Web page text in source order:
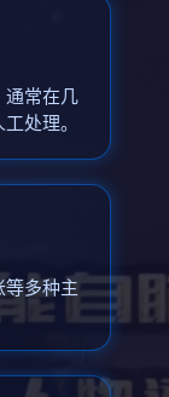
通常在几
处理。
等多种主